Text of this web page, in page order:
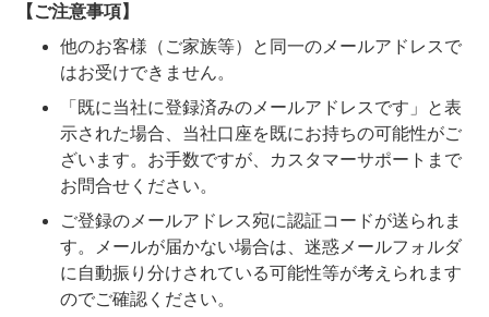
【ご注意事項】
他のお客様（ご家族等）と同一のメールアドレスで
はお受けできません。
「既に当社に登録済みのメールアドレスです」と表
示された場合、当社口座を既にお持ちの可能性がご
ざいます。お手数ですが、カスタマーサポートまで
お問合せください。
ご登録のメールアドレス宛に認証コードが送られま
す。メールが届かない場合は、迷惑メールフォルダ
に自動振り分けされている可能性等が考えられます
のでご確認ください。